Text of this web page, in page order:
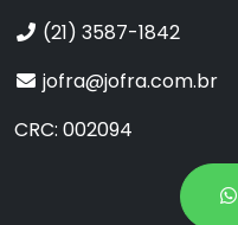
(21) 3587-1842
jofra@jofra.com.br
CRC: 002094